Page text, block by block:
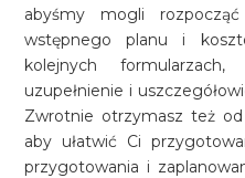
abyśmy mogli
wstępnego planu i
kolejnych
uzupełnienie i
Zwrotnie otrzymasz też
aby ułatwić Ci
przygotowania i